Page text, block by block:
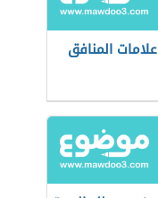
علامات المنافق